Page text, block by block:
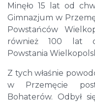
Minęło 15 lat od
Gimnazjum w
Powstańców
również 100 lat
Powstania
Z tych właśnie
w Przemęcie
Bohaterów. Odbył